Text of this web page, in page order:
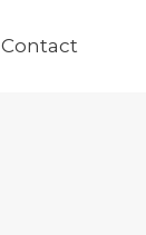
Contact